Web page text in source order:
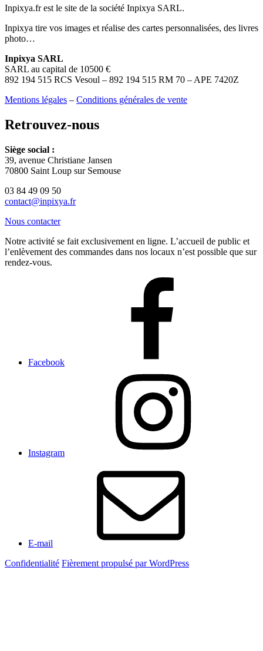
Inpixya.fr est le site de la société Inpixya SARL.
Inpixya tire vos images et réalise des cartes personnalisées, des livres
photo…
Inpixya SARL
SARL au capital de 10500 €
892 194 515 RCS Vesoul – 892 194 515 RM 70 – APE 7420Z
Mentions légales – Conditions générales de vente
Retrouvez-nous
Siège social :
39, avenue Christiane Jansen
70800 Saint Loup sur Semouse
03 84 49 09 50
contact@inpixya.fr
Nous contacter
Notre activité se fait exclusivement en ligne. L’accueil de public et
l’enlèvement des commandes dans nos locaux n’est possible que sur
rendez-vous.
Facebook
Instagram
E-mail
Confidentialité Fièrement propulsé par WordPress